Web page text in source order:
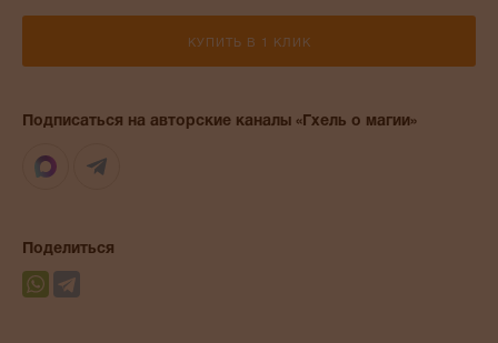
КУПИТЬ В 1 КЛИК
Подписаться на авторские каналы «Гхель о магии»
Max
Поделиться